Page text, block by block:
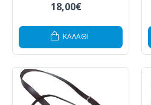
18,00€
ΚΑΛΆΘΙ